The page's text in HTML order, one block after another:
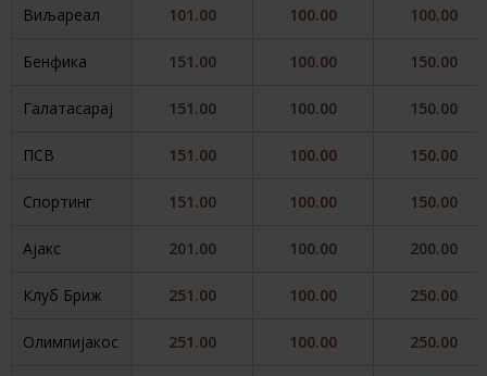
Виљареал 101.00 100.00 100.00
Бенфика 151.00 100.00 150.00
Галатасарај 151.00 100.00 150.00
ПСВ 151.00 100.00 150.00
Спортинг 151.00 100.00 150.00
Ајакс 201.00 100.00 200.00
Клуб Бриж 251.00 100.00 250.00
Олимпијакос 251.00 100.00 250.00